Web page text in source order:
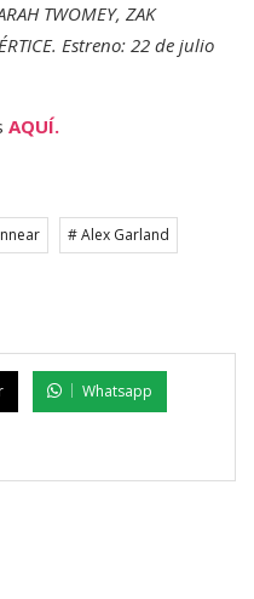
TWOMEY, ZAK
Estreno: 22 de julio
AQUÍ.
# Alex Garland
Whatsapp